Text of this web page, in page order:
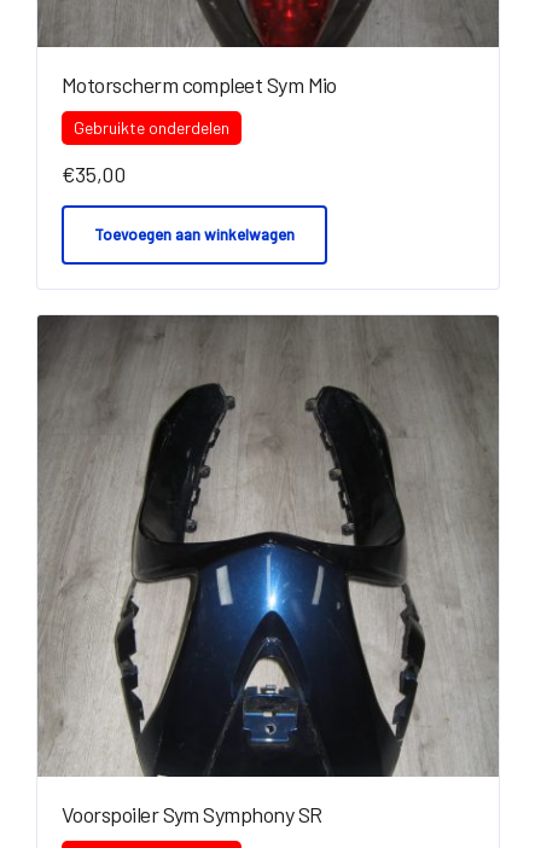
Motorscherm compleet Sym Mio
Gebruikte onderdelen
€35,00
Toevoegen aan winkelwagen
Voorspoiler Sym Symphony SR